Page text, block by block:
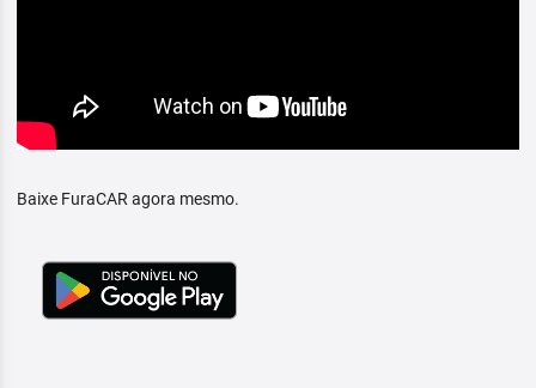
Baixe FuraCAR agora mesmo.